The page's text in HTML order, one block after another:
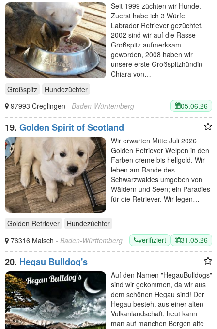
Seit 1999 züchten wir Hunde.
Zuerst habe ich 3 Würfe
Labrador Retriever gezüchtet.
2002 sind wir auf die Rasse
Großspitz aufmerksam
geworden, 2008 haben wir
unsere erste Großspitzhündin
Chiara von…
Großspitz
Hundezüchter
97993 Creglingen - Baden-Württemberg 05.06.26
19. Golden Spirit of Scotland
Wir erwarten Mitte Juli 2026
Golden Retriever Welpen in den
Farben creme bis hellgold. Wir
leben am Rande des
Schwarzwaldes umgeben von
Wäldern und Seen; ein Paradies
für die Retriever. Wir legen…
Golden Retriever
Hundezüchter
76316 Malsch - Baden-Württemberg verifiziert 31.05.26
20. Hegau Bulldog's
Auf den Namen "HegauBulldogs"
sind wir gekommen, da wir aus
dem schönen Hegau sind! Der
Hegau besteht aus einer alten
Vulkanlandschaft, heut kann
man auf manchen Bergen alte